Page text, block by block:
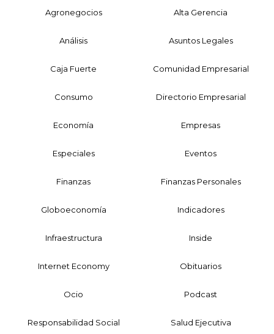
Agronegocios Alta Gerencia
Análisis Asuntos Legales
Caja Fuerte Comunidad Empresarial
Consumo Directorio Empresarial
Economía Empresas
Especiales Eventos
Finanzas Finanzas Personales
Globoeconomía Indicadores
Infraestructura Inside
Internet Economy Obituarios
Ocio Podcast
Responsabilidad Social Salud Ejecutiva